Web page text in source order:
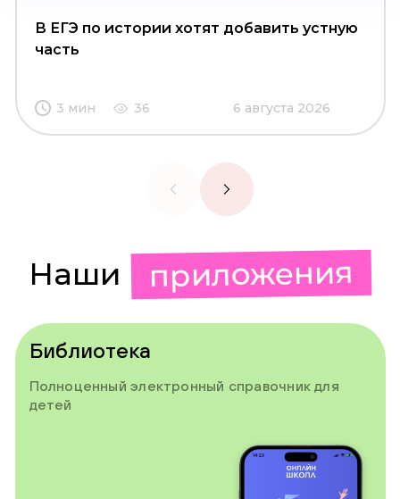
В ЕГЭ по истории хотят добавить устную
часть
3 мин 36 6 августа 2026
Наши приложения
Библиотека
Полноценный электронный справочник для
детей